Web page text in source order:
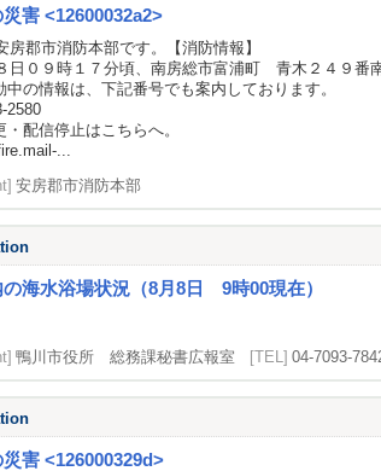
害 <12600032a2>
房郡市消防本部です。【消防情報】
日０９時１７分頃、南房総市富浦町 青木２４９番
の情報は、下記番号でも案内しております。
2580
配信停止はこちらへ。
...
安房郡市消防本部
海水浴場状況（8月8日 9時00現在）
鴨川市役所 総務課秘書広報室 [TEL] 04-7093-
害 <126000329d>